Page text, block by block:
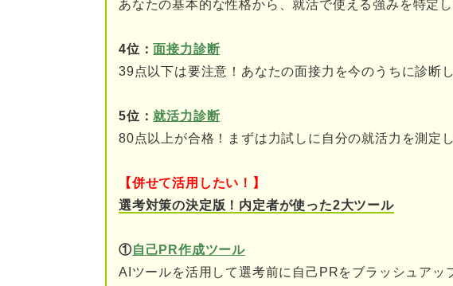
あなたの基本的な性格から、就活で使える強みを特定
4位：面接力診断
39点以下は要注意！あなたの面接力を今のうちに診断
5位：就活力診断
80点以上が合格！まずは力試しに自分の就活力を測定
【併せて活用したい！】
選考対策の決定版！内定者が使った2大ツール
①自己PR作成ツール
AIツールを活用して選考前に自己PRをブラッシュアッ